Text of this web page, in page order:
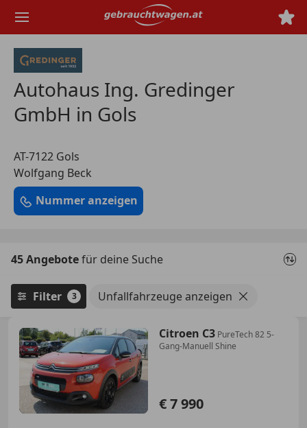
Hauptinhalt
Autohaus Ing. Gredinger
GmbH in Gols
AT-7122 Gols
Wolfgang Beck
Nummer anzeigen
45 Angebotefür deine Suche
Filter 3 Unfallfahrzeuge anzeigen
Citroen C3 PureTech 82 5-
Gang-Manuell Shine
€ 7 990